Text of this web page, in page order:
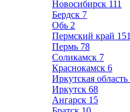
Новосибирск 111
Бердск 7
Обь 2
Пермский край 151
Пермь 78
Соликамск 7
Краснокамск 6
Иркутская область
Иркутск 68
Ангарск 15